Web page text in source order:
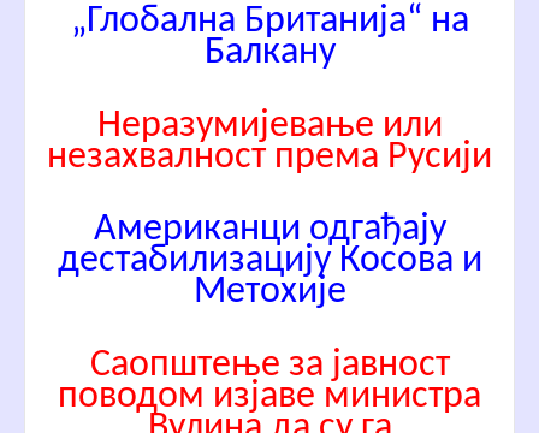
„Глобална Британија“ на
Балкану
Неразумијевање или
незахвалност према Русији
Американци одгађају
дестабилизацију Косова и
Метохије
Саопштење за јавност
поводом изјаве министра